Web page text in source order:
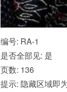
编号: RA-1
是否全部见: 是
页数: 136
提示: 隐藏区域即